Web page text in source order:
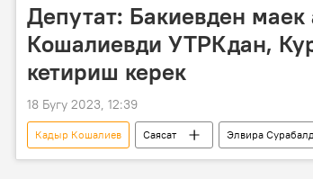
Депутат: Бакиевден маек
Кошалиевди УТРКдан,
кетириш керек
18 Бугу 2023, 12:39
Кадыр Кошалиев Саясат Элвира
актоо
Кыргызстан Видео